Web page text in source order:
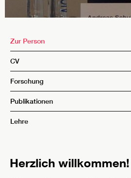
Zur Person
CV
Forschung
Publikationen
Lehre
Herzlich willkommen!